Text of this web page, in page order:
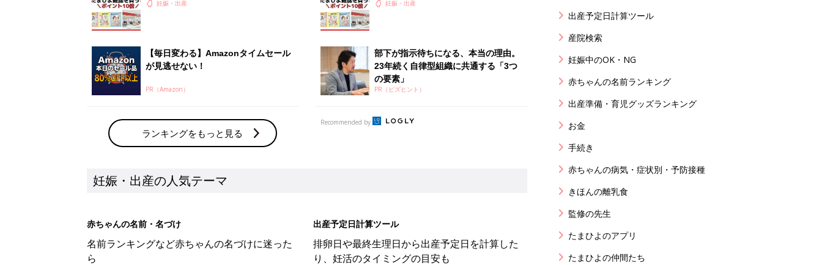
赤ちゃんの名前・名づけ 出産予定日計算ツール
り、妊活のタイミングの目安も
「まいにちのたまひよ」出産レポート
たまひよのアプリに寄せられた先輩ママの出産
体験談
お金・手続き
出産費用やもらえるお金・必要な手続きを知ろ
【梛】を使った名前の漢字の意味と読み、男女別の実例も [赤ちゃんの名づけ・命名]
出産予定日計算ツール
産院検索
妊娠中のOK・NG
赤ちゃんの名前ランキング
出産準備・育児グッズランキング
お金
手続き
赤ちゃんの病気・症状別・予防接種
きほんの離乳食
監修の先生
たまひよのアプリ
たまひよの仲間たち